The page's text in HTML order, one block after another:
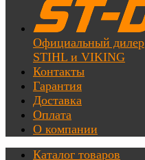
Официальный дилер
STIHL и VIKING
Контакты
Гарантия
Доставка
Оплата
О компании
Каталог товаров